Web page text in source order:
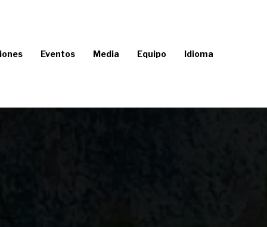
Eventos Media Equipo Idioma